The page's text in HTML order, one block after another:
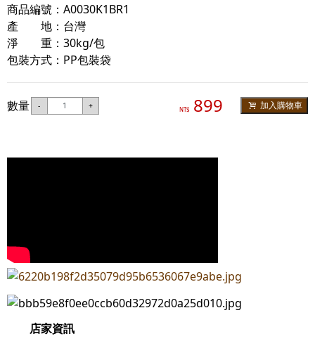
商品編號：A0030K1BR1
產 地：台灣
淨 重：30kg/包
包裝方式：PP包裝袋
數量 - + NT$ 899 加入購物車
店家資訊